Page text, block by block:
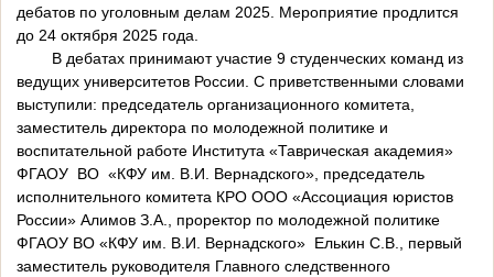
дебатов по уголовным делам 2025. Мероприятие продлится
до 24 октября 2025 года.
В дебатах принимают участие 9 студенческих команд из
ведущих университетов России. С приветственными словами
выступили: председатель организационного комитета,
заместитель директора по молодежной политике и
воспитательной работе Института «Таврическая академия»
ФГАОУ ВО «КФУ им. В.И. Вернадского», председатель
исполнительного комитета КРО ООО «Ассоциация юристов
России» Алимов З.А., проректор по молодежной политике
ФГАОУ ВО «КФУ им. В.И. Вернадского» Елькин С.В., первый
заместитель руководителя Главного следственного